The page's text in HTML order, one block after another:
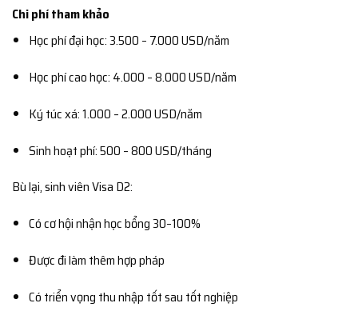
Chi phí tham khảo
Học phí đại học: 3.500 – 7.000 USD/năm
Học phí cao học: 4.000 – 8.000 USD/năm
Ký túc xá: 1.000 – 2.000 USD/năm
Sinh hoạt phí: 500 – 800 USD/tháng
Bù lại, sinh viên Visa D2:
Có cơ hội nhận học bổng 30–100%
Được đi làm thêm hợp pháp
Có triển vọng thu nhập tốt sau tốt nghiệp